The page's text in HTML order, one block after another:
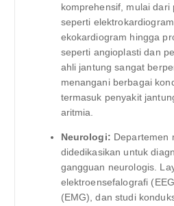
komprehensif, mulai dari
seperti
ekokardiogram hingga
seperti angioplasti dan
ahli jantung sangat
menangani berbagai
termasuk penyakit
aritmia.
Neurologi: Departemen
didedikasikan untuk
gangguan neurologis.
elektroensefalografi
(EMG), dan studi